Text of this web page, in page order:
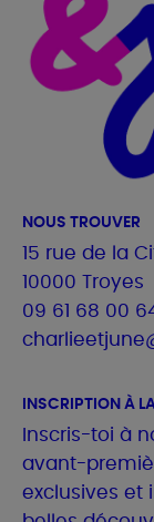
NOUS TROUVER
15 rue de la
10000 Troyes
09 61 68 00
INSCRIPTION À
Inscris-toi à
avant-
exclusives et